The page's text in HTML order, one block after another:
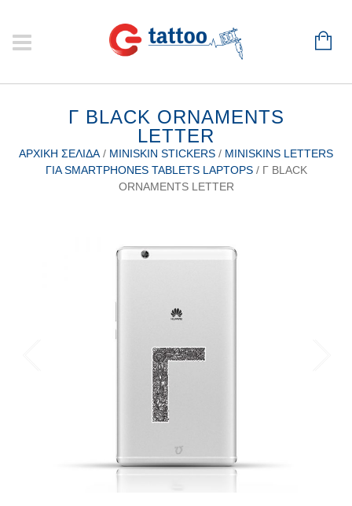
Γ BLACK ORNAMENTS
LETTER
ΑΡΧΙΚΉ ΣΕΛΊΔΑ / MINISKIN STICKERS / MINISKINS LETTERS
ΓΙΑ SMARTPHONES TABLETS LAPTOPS/ Γ BLACK
ORNAMENTS LETTER